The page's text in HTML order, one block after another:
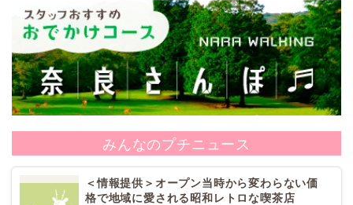
みんなのプチニュース
＜情報提供＞オープン当時から変わらない価
格で地域に愛される昭和レトロな喫茶店